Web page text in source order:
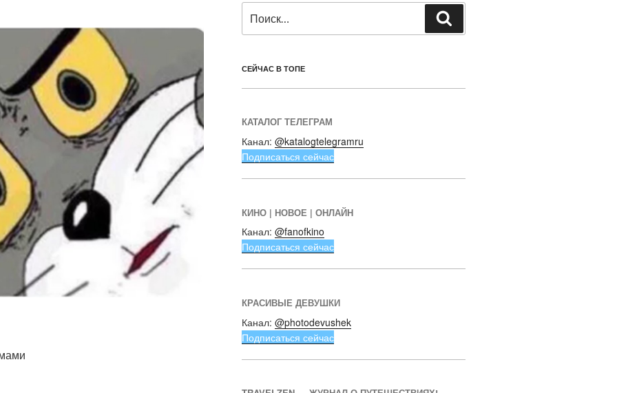
СЕЙЧАС В ТОПЕ
КАТАЛОГ ТЕЛЕГРАМ
Канал: @katalogtelegramru
Подписаться сейчас
КИНО | НОВОЕ | ОНЛАЙН
Канал: @fanofkino
Подписаться сейчас
КРАСИВЫЕ ДЕВУШКИ
Канал: @photodevushek
Подписаться сейчас